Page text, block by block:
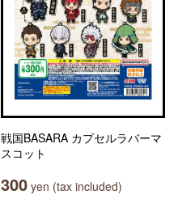
戦国BASARA カプセルラバーマ
スコット
300 yen (tax included)